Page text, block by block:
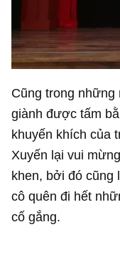
Cũng trong những
giành được tấm
khuyến khích của
Xuyến lại vui
khen, bởi đó cũng
cô quên đi hết
cố gắng.